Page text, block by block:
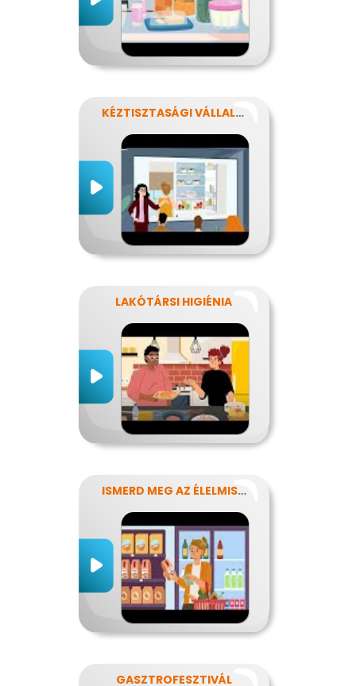
KÉZTISZTASÁGI VÁLLALAT
LAKÓTÁRSI HIGIÉNIA
ISMERD MEG AZ ÉLELMISZEREK TITKAIT!
GASZTROFESZTIVÁL